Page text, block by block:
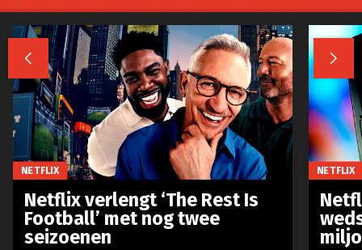
 
NETFLIX
Netflix verlengt ‘The Rest Is
Football’ met nog twee
seizoenen
NETFLIX